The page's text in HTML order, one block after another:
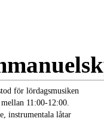
för lördagsmusiken
11:00-12:00.
instrumentala låtar